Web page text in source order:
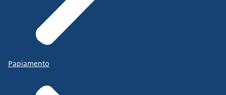
Papiamento